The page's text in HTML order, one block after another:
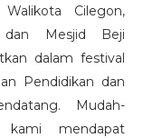
Cilegon,
Mesjid Beji
dalam festival
Pendidikan dan
Mudah-
kami mendapat